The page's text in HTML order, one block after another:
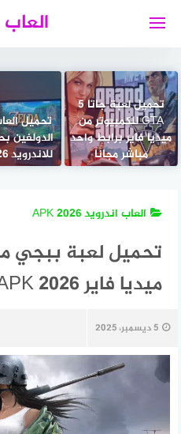
تحميل لعبة جاتا 5
GTA للكمبيوتر من
ميديا فاير برابط واحد
مباشر مجانا
تحميل
الدولفين
للاندرويد 2026 مجانا
العاب اندرويد APK 2026
تحميل لعبة ببجي
ميديا فاير 2026 PUBG MOBILE APK
5 ديسمبر، 2025